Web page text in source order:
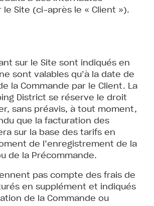
le Site (ci-après le « Client »).
sur le Site sont indiqués en
sont valables qu’à la date de
la Commande par le Client. La
District se réserve le droit
sans préavis, à tout moment,
que la facturation des
sur la base des tarifs en
de l’enregistrement de la
de la Précommande.
pas compte des frais de
en supplément et indiqués
de la Commande ou